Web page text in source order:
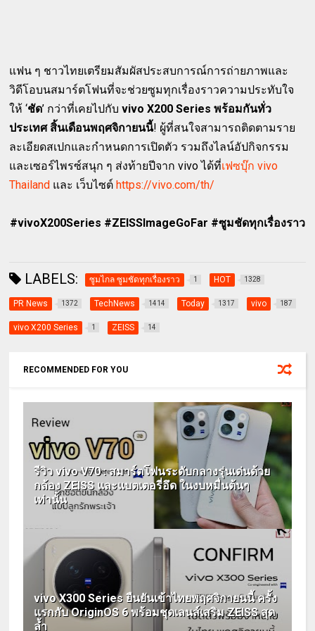
แฟน ๆ ชาวไทยเตรียมสัมผัสประสบการณ์การถ่ายภาพและ
วิดีโอบนสมาร์ตโฟนที่จะช่วยซูมทุกเรื่องราวความประทับใจ
ให้ ‘ชัด’ กว่าที่เคยไปกับvivo X200 Series พร้อมกันทั่ว
ประเทศ สิ้นเดือนพฤศจิกายนนี้! ผู้ที่สนใจสามารถติดตามราย
ละเอียดสเปกและกำหนดการเปิดตัว รวมถึงไลน์อัปกิจกรรม
และเซอร์ไพรซ์สนุก ๆ ส่งท้ายปีจาก vivo ได้ที่เฟซบุ๊ก vivo
Thailand และ เว็บไซต์https://vivo.com/th/
#vivoX200Series #ZEISSImageGoFar #ซูมชัดทุกเรื่องราว
LABELS: ซูมไกล ซูมชัดทุกเรื่องราว 1 HOT 1328
PR News 1372 TechNews 1414 Today 1317 vivo 187
vivo X200 Series 1 ZEISS 14
RECOMMENDED FOR YOU
รีวิว vivo V70 : สมาร์ตโฟนระดับกลางรุ่นเด่นด้วย
กล้อง ZEISS และแบตเตอรี่อึด ในงบหมื่นต้นๆ
เท่านั้น
vivo X300 Series ยืนยันเข้าไทยพฤศจิกายนนี้ ครั้ง
แรกกับ OriginOS 6 พร้อมชุดเลนส์เสริม ZEISS สุด
ล้ำ